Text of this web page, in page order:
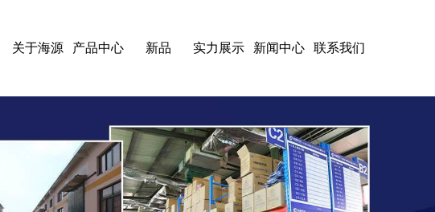
关于海源 产品中心 新品 实力展示 新闻中心 联系我们